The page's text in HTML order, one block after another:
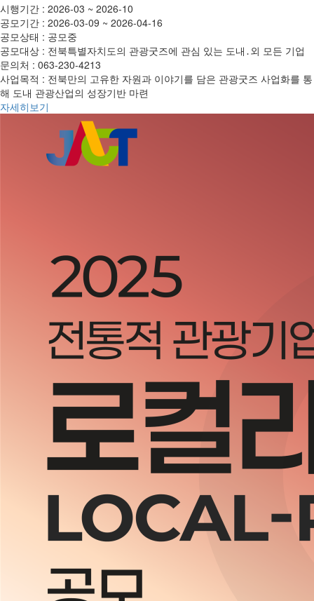
시행기간 : 2026-03 ~ 2026-10
공모기간 : 2026-03-09 ~ 2026-04-16
공모상태 : 공모중
공모대상 : 전북특별자치도의 관광굿즈에 관심 있는 도내․외 모든 기업
문의처 : 063-230-4213
사업목적 : 전북만의 고유한 자원과 이야기를 담은 관광굿즈 사업화를 통
해 도내 관광산업의 성장기반 마련
자세히보기